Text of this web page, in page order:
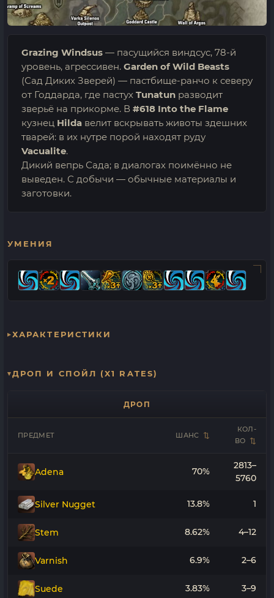
Grazing Windsus — пасущийся виндсус, 78-й
уровень, агрессивен. Garden of Wild Beasts
(Сад Диких Зверей) — пастбище-ранчо к северу
от Годдарда, где пастух Tunatun разводит
зверьё на прикорме. В #618 Into the Flame
кузнец Hilda велит вскрывать животы здешних
тварей: в их нутре порой находят руду
Vacualite.
Дикий вепрь Сада; в диалогах поимённо не
выведен. С добычи — обычные материалы и
заготовки.
УМЕНИЯ
ХАРАКТЕРИСТИКИ
ДРОП И СПОЙЛ (X1 RATES)
ДРОП
ПРЕДМЕТ ШАНС
КОЛ-
ВО
Adena 70%
2813–
5760
Silver Nugget 13.8% 1
Stem 8.62% 4–12
Varnish 6.9% 2–6
Suede 3.83% 3–9